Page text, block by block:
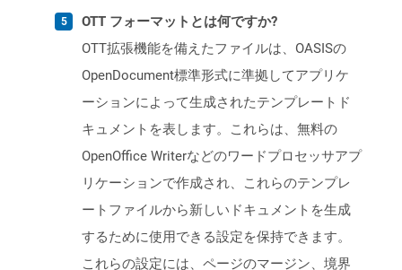
OTT フォーマットとは何ですか?
OTT拡張機能を備えたファイルは、OASISの
OpenDocument標準形式に準拠してアプリケ
ーションによって生成されたテンプレートド
キュメントを表します。これらは、無料の
OpenOffice Writerなどのワードプロセッサアプ
リケーションで作成され、これらのテンプレ
ートファイルから新しいドキュメントを生成
するために使用できる設定を保持できます。
これらの設定には、ページのマージン、境界